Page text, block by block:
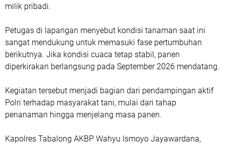
milik pribadi.
Petugas di lapangan menyebut kondisi tanaman saat ini
sangat mendukung untuk memasuki fase pertumbuhan
berikutnya. Jika kondisi cuaca tetap stabil, panen
diperkirakan berlangsung pada September 2026 mendatang.
Kegiatan tersebut menjadi bagian dari pendampingan aktif
Polri terhadap masyarakat tani, mulai dari tahap
penanaman hingga menjelang masa panen.
Kapolres Tabalong AKBP Wahyu Ismoyo Jayawardana,